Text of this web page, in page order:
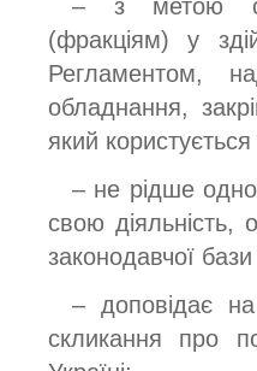
– з метою
(фракціям) у
Регламентом,
обладнання,
який
– не рідше
свою діяльність,
законодавчої бази
– доповідає
скликання про